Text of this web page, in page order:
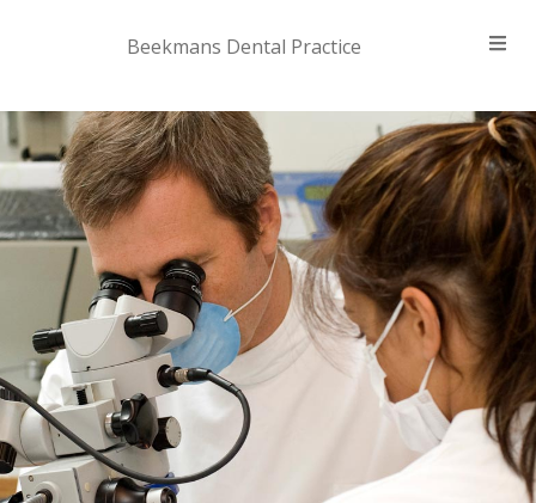
Beekmans Dental Practice